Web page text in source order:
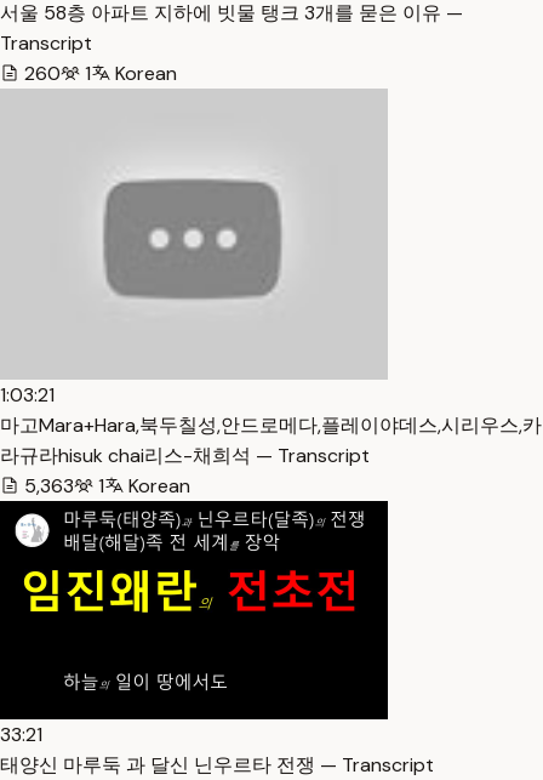
서울 58층 아파트 지하에 빗물 탱크 3개를 묻은 이유 —
Transcript
260
1 Korean
1:03:21
마고Mara+Hara,북두칠성,안드로메다,플레이야데스,시리우스,카
라규라hisuk chai리스-채희석 — Transcript
5,363
1 Korean
33:21
태양신 마루둑 과 달신 닌우르타 전쟁 — Transcript